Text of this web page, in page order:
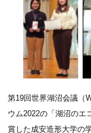
第19回世界湖沼会議（
ウム2022の「湖沼のエ
賞した成安造形大学の